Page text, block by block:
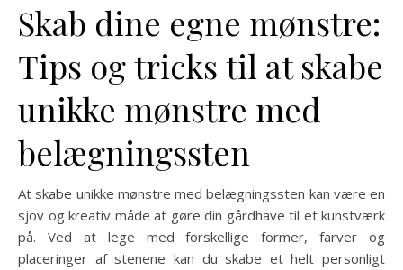
Skab dine egne mønstre:
Tips og tricks til at skabe
unikke mønstre med
belægningssten
At skabe unikke mønstre med belægningssten kan være en
sjov og kreativ måde at gøre din gårdhave til et kunstværk
på. Ved at lege med forskellige former, farver og
placeringer af stenene kan du skabe et helt personligt